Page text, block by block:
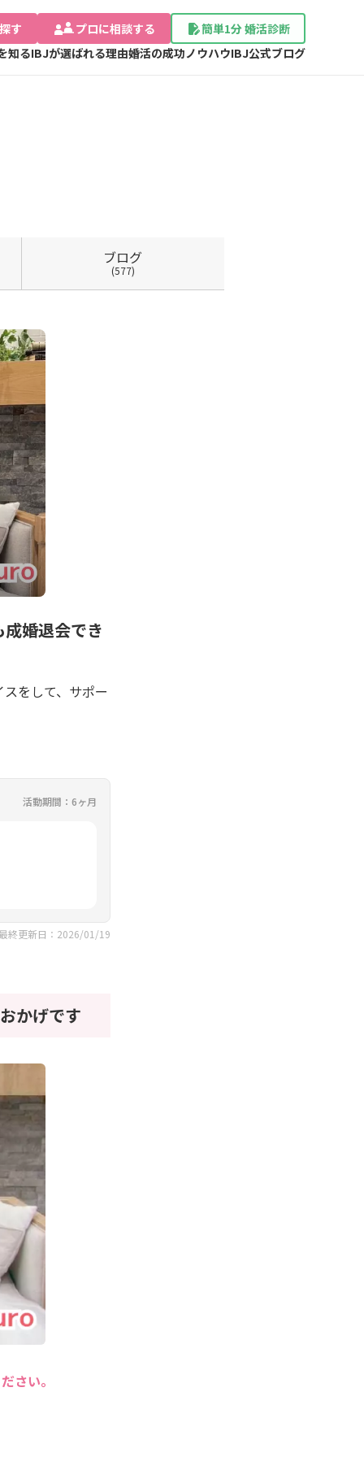
す プロに相談する
簡単1分 婚活診断
知るIBJが選ばれる理由婚活の成功ノウハウIBJ公式ブログ
ブログ
(577)
婚退会でき
をして、サポー
活動期間：6ヶ月
最終更新日：2026/01/19
かげです
さい。